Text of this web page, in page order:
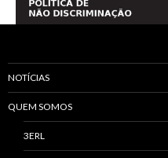
NOTÍCIAS
QUEM SOMOS
3ERL